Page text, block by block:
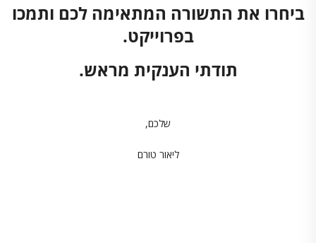
ביחרו את התשורה המתאימה לכם ותמכו
בפרוייקט.
תודתי הענקית מראש.
שלכם,
ליאור טורם